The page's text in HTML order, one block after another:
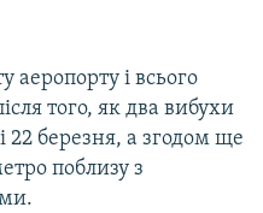
аеропорту і всього
того, як два вибухи
22 березня, а згодом ще
поблизу з